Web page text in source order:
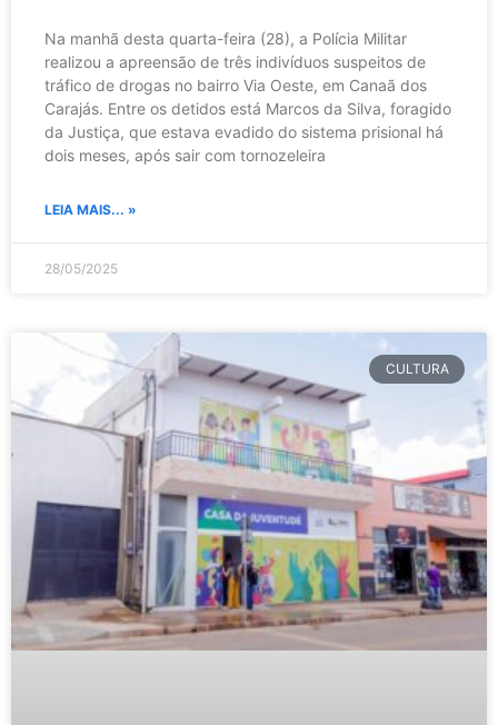
Na manhã desta quarta-feira (28), a Polícia Militar
realizou a apreensão de três indivíduos suspeitos de
tráfico de drogas no bairro Via Oeste, em Canaã dos
Carajás. Entre os detidos está Marcos da Silva, foragido
da Justiça, que estava evadido do sistema prisional há
dois meses, após sair com tornozeleira
LEIA MAIS... »
28/05/2025
CULTURA